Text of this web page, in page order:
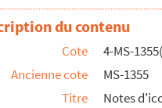
du contenu
Cote
4-MS-
Ancienne cote
MS-1355
Titre
Notes